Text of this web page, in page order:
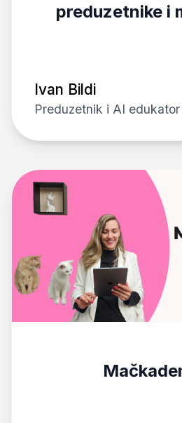
preduzetnike i
Ivan Bildi
Preduzetnik i AI edukator